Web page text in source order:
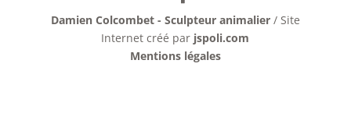
Damien Colcombet - Sculpteur animalier / Site
Internet créé par jspoli.com
Mentions légales